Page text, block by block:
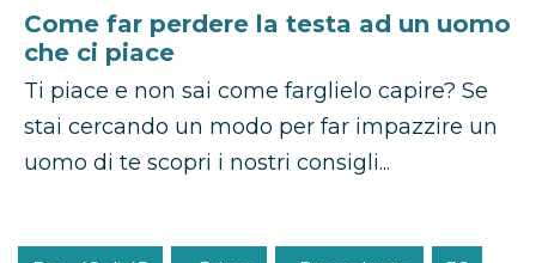
Come far perdere la testa ad un uomo
che ci piace
Ti piace e non sai come farglielo capire? Se
stai cercando un modo per far impazzire un
uomo di te scopri i nostri consigli...